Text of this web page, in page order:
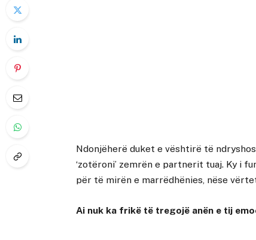
Ndonjëherë duket e vështirë të
‘zotëroni’ zemrën e partnerit tuaj. Ky i
për të mirën e marrëdhënies, nëse
Ai nuk ka frikë të tregojë anën e tij